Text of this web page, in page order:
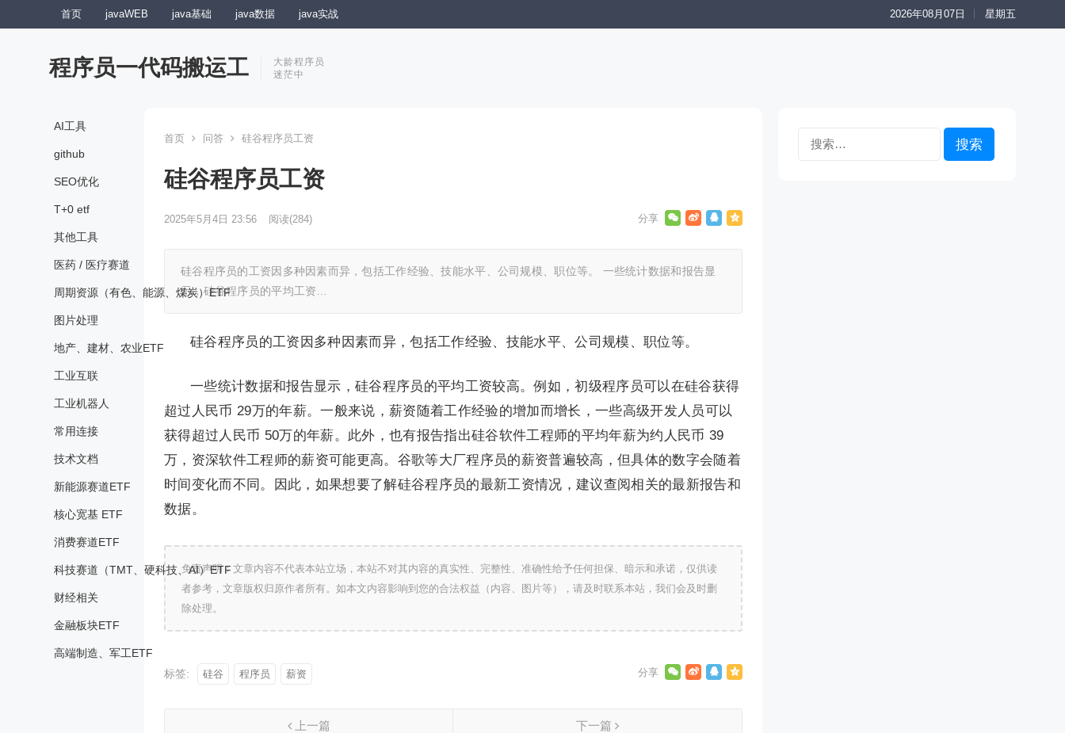
首页 javaWEB java基础 java数据 java实战 2026年08月07日 星期五
程序员一代码搬运工
大龄程序员
迷茫中
AI工具
github
SEO优化
T+0 etf
其他工具
医药 / 医疗赛道
周期资源（有色、能源、煤炭）ETF
图片处理
地产、建材、农业ETF
工业互联
工业机器人
常用连接
技术文档
新能源赛道ETF
核心宽基 ETF
消费赛道ETF
科技赛道（TMT、硬科技、AI）ETF
财经相关
金融板块ETF
高端制造、军工ETF
首页 问答 硅谷程序员工资
硅谷程序员工资
2025年5月4日 23:56 阅读(284)
硅谷程序员的工资因多种因素而异，包括工作经验、技能水平、公司规模、职位等。 一些统计数据和报告显
示，硅谷程序员的平均工资…
硅谷程序员的工资因多种因素而异，包括工作经验、技能水平、公司规模、职位等。
一些统计数据和报告显示，硅谷程序员的平均工资较高。例如，初级程序员可以在硅谷获得
超过人民币 29万的年薪。一般来说，薪资随着工作经验的增加而增长，一些高级开发人员可以
获得超过人民币 50万的年薪。此外，也有报告指出硅谷软件工程师的平均年薪为约人民币 39
万，资深软件工程师的薪资可能更高。谷歌等大厂程序员的薪资普遍较高，但具体的数字会随着
时间变化而不同。因此，如果想要了解硅谷程序员的最新工资情况，建议查阅相关的最新报告和
数据。
免责声明：文章内容不代表本站立场，本站不对其内容的真实性、完整性、准确性给予任何担保、暗示和承诺，仅供读
者参考，文章版权归原作者所有。如本文内容影响到您的合法权益（内容、图片等），请及时联系本站，我们会及时删
除处理。
标签: 硅谷 程序员 薪资
上一篇
下一篇